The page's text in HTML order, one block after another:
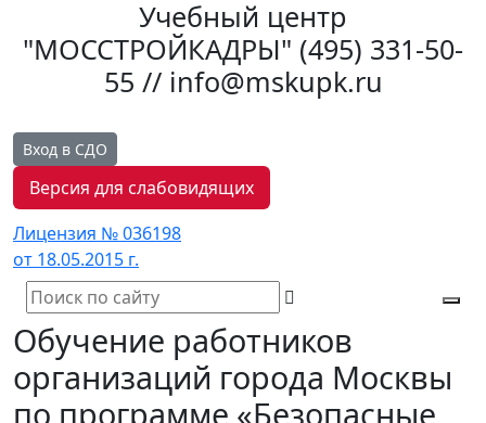
Учебный центр
"МОССТРОЙКАДРЫ" (495) 331-50-
55 // info@mskupk.ru
Вход в СДО
Версия для слабовидящих
Лицензия № 036198
от 18.05.2015 г.
Обучение работников
организаций города Москвы
по программе «Безопасные